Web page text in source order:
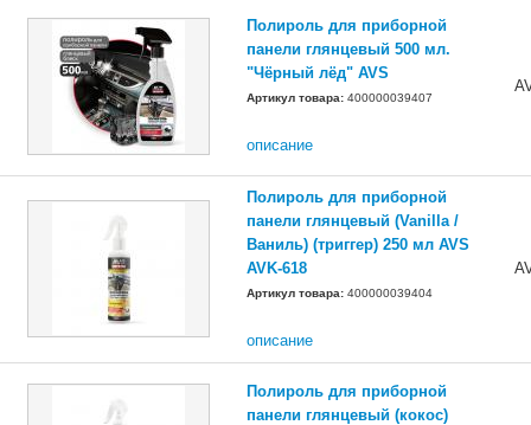
Полироль для приборной
панели глянцевый 500 мл.
"Чёрный лёд" AVS
Артикул товара: 400000039407
описание
Полироль для приборной
панели глянцевый (Vanilla /
Ваниль) (триггер) 250 мл AVS
AVK-618
Артикул товара: 400000039404
описание
Полироль для приборной
панели глянцевый (кокос)